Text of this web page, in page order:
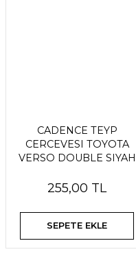
CADENCE TEYP
CERCEVESI TOYOTA
VERSO DOUBLE SIYAH
255,00 TL
SEPETE EKLE